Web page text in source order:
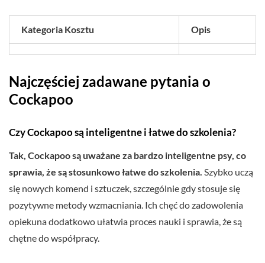
Kategoria Kosztu Opis
Najczęściej zadawane pytania o
Cockapoo
Czy Cockapoo są inteligentne i łatwe do szkolenia?
Tak, Cockapoo są uważane za bardzo inteligentne psy, co
sprawia, że są stosunkowo łatwe do szkolenia. Szybko uczą
się nowych komend i sztuczek, szczególnie gdy stosuje się
pozytywne metody wzmacniania. Ich chęć do zadowolenia
opiekuna dodatkowo ułatwia proces nauki i sprawia, że są
chętne do współpracy.